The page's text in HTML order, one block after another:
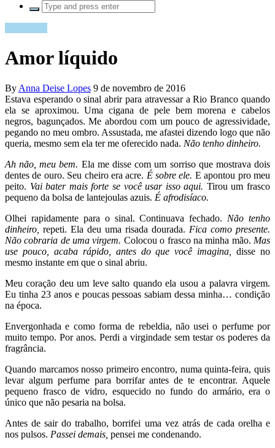
Amor líquido
By Anna Deise Lopes 9 de novembro de 2016
Estava esperando o sinal abrir para atravessar a Rio Branco quando
ela se aproximou. Uma cigana de pele bem morena e cabelos
negros, bagunçados. Me abordou com um pouco de agressividade,
pegando no meu ombro. Assustada, me afastei dizendo logo que não
queria, mesmo sem ela ter me oferecido nada. Não tenho dinheiro.
Ah não, meu bem. Ela me disse com um sorriso que mostrava dois
dentes de ouro. Seu cheiro era acre. É sobre ele. E apontou pro meu
peito. Vai bater mais forte se você usar isso aqui. Tirou um frasco
pequeno da bolsa de lantejoulas azuis. É afrodisíaco.
Olhei rapidamente para o sinal. Continuava fechado. Não tenho
dinheiro, repeti. Ela deu uma risada dourada. Fica como presente.
Não cobraria de uma virgem. Colocou o frasco na minha mão. Mas
use pouco, acaba rápido, antes do que você imagina,disse no
mesmo instante em que o sinal abriu.
Meu coração deu um leve salto quando ela usou a palavra virgem.
Eu tinha 23 anos e poucas pessoas sabiam dessa minha… condição
na época.
Envergonhada e como forma de rebeldia, não usei o perfume por
muito tempo. Por anos. Perdi a virgindade sem testar os poderes da
fragrância.
Quando marcamos nosso primeiro encontro, numa quinta-feira, quis
levar algum perfume para borrifar antes de te encontrar. Aquele
pequeno frasco de vidro, esquecido no fundo do armário, era o
único que não pesaria na bolsa.
Antes de sair do trabalho, borrifei uma vez atrás de cada orelha e
nos pulsos. Passei demais, pensei me condenando.